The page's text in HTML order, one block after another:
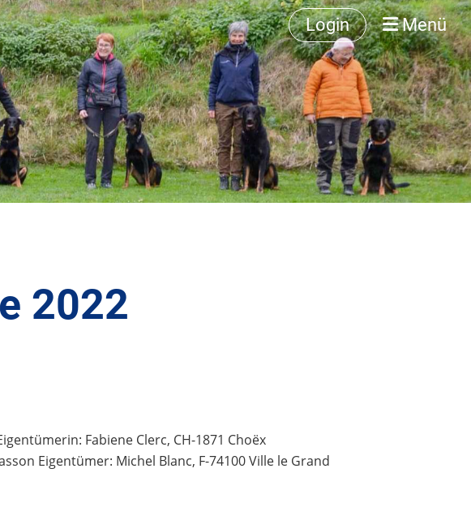
Login Menü
2022
Fabiene Clerc, CH-1871 Choëx
Eigentümer: Michel Blanc, F-74100 Ville le Grand